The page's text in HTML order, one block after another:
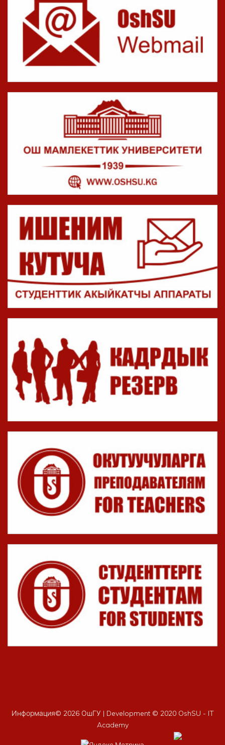
Информация© 2026 ОшГУ | Development © 2020 OshSU - IT
Academy